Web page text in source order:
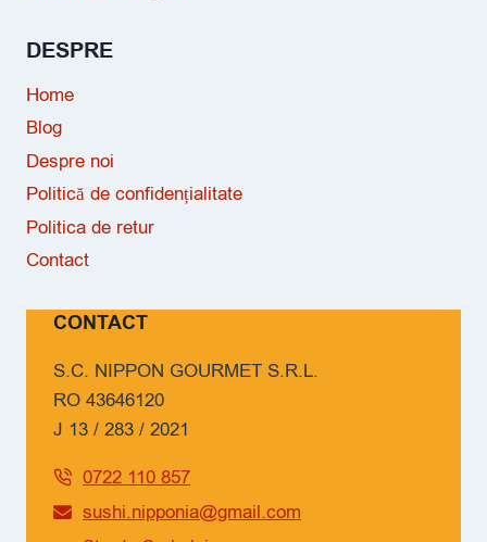
DESPRE
Home
Blog
Despre noi
Politică de confidențialitate
Politica de retur
Contact
CONTACT
S.C. NIPPON GOURMET S.R.L.
RO 43646120
J 13 / 283 / 2021
0722 110 857
sushi.nipponia@gmail.com